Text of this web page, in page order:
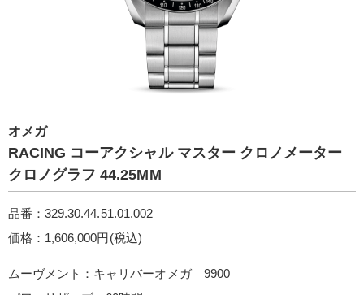
オメガ
RACIN G コーアクシャル マスター クロノメーター
クロノグラフ 44.25M M
品番：329.30.44.51.01.002
価格：1,606,000円(税込)
ムーヴメント：キャリバーオメガ 9900